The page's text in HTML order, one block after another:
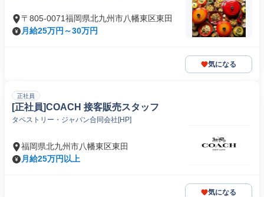
〒805-0071福岡県北九州市八幡東区東田
月給25万円～30万円
気になる
正社員
[正社員]COACH 接客販売スタッフ
タペストリー・ジャパン合同会社[HP]
福岡県北九州市八幡東区東田
月給25万円以上
気になる